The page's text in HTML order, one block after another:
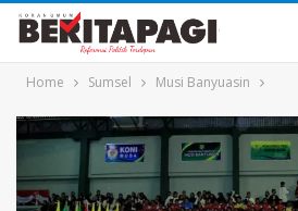
Home Sumsel Musi Banyuasin